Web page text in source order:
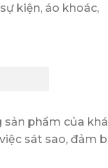
kiện, áo khoác,
sản phẩm của
sát sao, đảm